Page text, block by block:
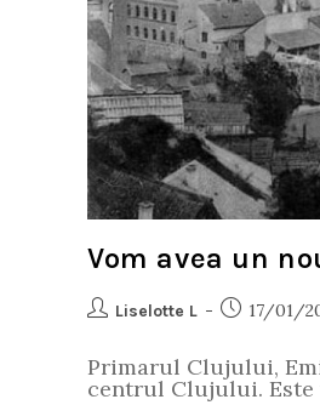
Vom avea un
Liselotte L 17/01/
Primarul Clujului,
centrul Clujului. Este